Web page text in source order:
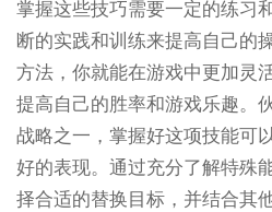
掌握这些技巧需要一定的练习
断的实践和训练来提高自己的
方法，你就能在游戏中更加灵
提高自己的胜率和游戏乐趣。
战略之一，掌握好这项技能可
好的表现。通过充分了解特殊
择合适的替换目标，并结合其